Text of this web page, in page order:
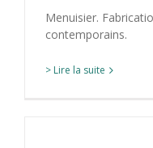
Menuisier.
contemporains.
> Lire la suite